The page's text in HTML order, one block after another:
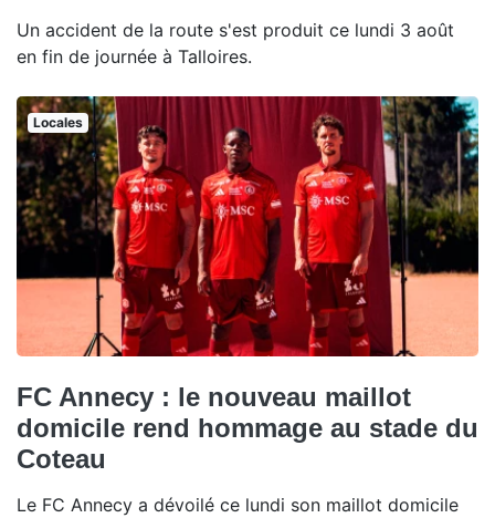
Un accident de la route s'est produit ce lundi 3 août
en fin de journée à Talloires.
Locales
FC Annecy : le nouveau maillot
domicile rend hommage au stade du
Coteau
Le FC Annecy a dévoilé ce lundi son maillot domicile